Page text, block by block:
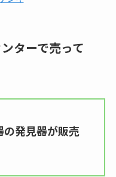
ターで売って
の発見器が販売